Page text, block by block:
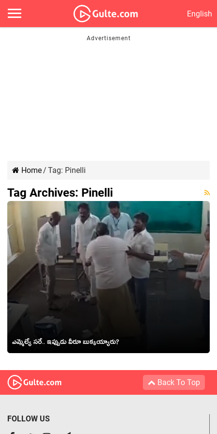
English
Home/ Tag: Pinelli
Tag Archives: Pinelli
ఎమ్మెల్యే స‌రే.. ఇప్పుడు వీరూ బుక్క‌య్యారు?
Back To Top
FOLLOW US